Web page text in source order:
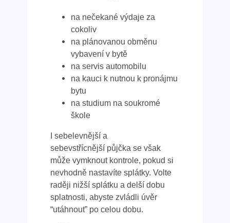
na nečekané výdaje za
cokoliv
na plánovanou obměnu
vybavení v bytě
na servis automobilu
na kauci k nutnou k pronájmu
bytu
na studium na soukromé
škole
I sebelevnější a
sebevstřícnější půjčka se však
může vymknout kontrole, pokud si
nevhodně nastavíte splátky. Volte
raději nižší splátku a delší dobu
splatnosti, abyste zvládli úvěr
“utáhnout” po celou dobu.